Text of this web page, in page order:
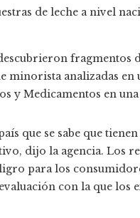
fragmentos
minorista analizadas
y Medicamentos en
que se sabe que
dijo la agencia. Los
para los
con la que los